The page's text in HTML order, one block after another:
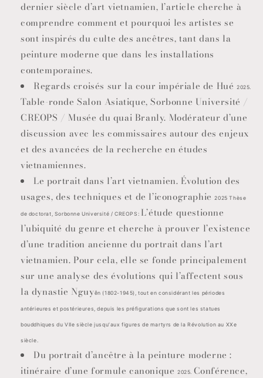
dernier siècle d’art vietnamien, l’article cherche à
comprendre comment et pourquoi les artistes se
sont inspirés du culte des ancêtres, tant dans la
peinture moderne que dans les installations
contemporaines.
Regards croisés sur la cour impériale de Hué
2025.
Table-ronde Salon Asiatique, Sorbonne Université /
CREOPS / Musée du quai Branly. Modérateur d’une
discussion avec les commissaires autour des enjeux
et des avancées de la recherche en études
vietnamiennes.
Le portrait dans l’art vietnamien. Évolution des
usages, des techniques et de l’iconographie2025Thèse
de doctorat, Sorbonne Université / CREOPS: L’étude questionne
l’ubiquité du genre et cherche à prouver l’existence
d’une tradition ancienne du portrait dans l’art
vietnamien. Pour cela, elle se fonde principalement
sur une analyse des évolutions qui l’affectent sous
la dynastie Nguyễn (1802-1945), tout en considérant les périodes
antérieures et postérieures, depuis les préfigurations que sont les statues
bouddhiques du VIIe siècle jusqu’aux figures de martyrs de la Révolution au XXe
siècle.
Du portrait d’ancêtre à la peinture moderne :
itinéraire d’une formule canonique2025. Conférence,